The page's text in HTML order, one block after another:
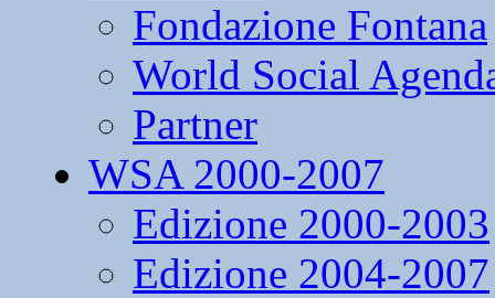
Fondazione Fontana
World Social
Partner
WSA 2000-2007
Edizione 2000-2003
Edizione 2004-2007